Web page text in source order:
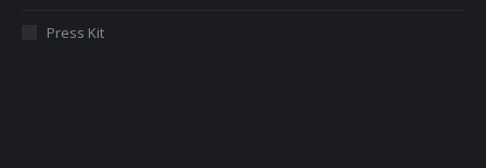
Press Kit